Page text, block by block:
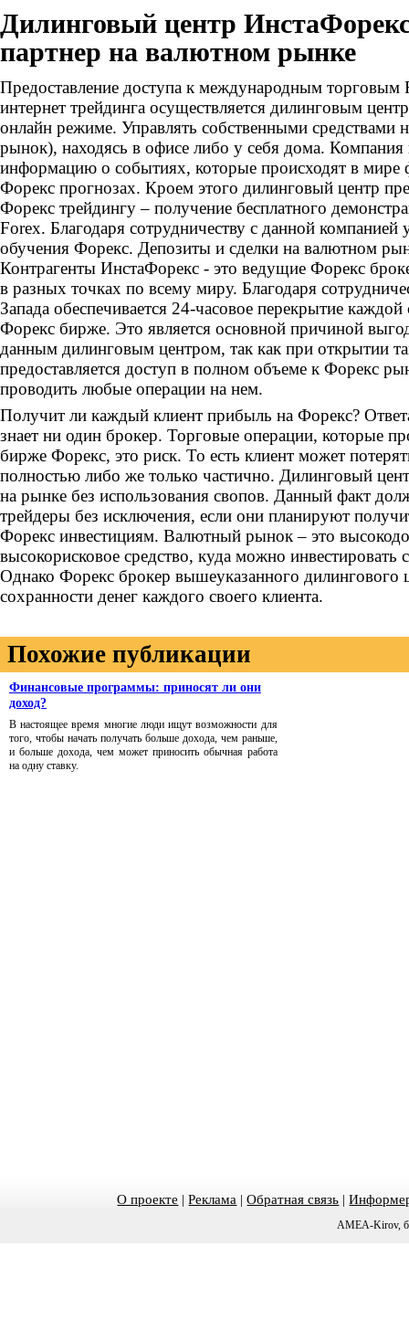
Дилинговый центр
партнер на валютном рынке
Предоставление доступа к международным торговым
интернет трейдинга осуществляется дилинговым
онлайн режиме. Управлять собственными средствами
рынок), находясь в офисе либо у себя дома. Компания
информацию о событиях, которые происходят в мире
Форекс прогнозах. Кроем этого дилинговый центр
Форекс трейдингу – получение бесплатного
Forex. Благодаря сотрудничеству с данной компанией
обучения Форекс. Депозиты и сделки на валютном
Контрагенты ИнстаФорекс - это ведущие Форекс
в разных точках по всему миру. Благодаря
Запада обеспечивается 24-часовое перекрытие каждой
Форекс бирже. Это является основной причиной
данным дилинговым центром, так как при открытии
предоставляется доступ в полном объеме к Форекс
проводить любые операции на нем.
Получит ли каждый клиент прибыль на Форекс?
знает ни один брокер. Торговые операции, которые
бирже Форекс, это риск. То есть клиент может
полностью либо же только частично. Дилинговый
на рынке без использования свопов. Данный факт
трейдеры без исключения, если они планируют
Форекс инвестициям. Валютный рынок – это
высокорисковое средство, куда можно инвестировать
Однако Форекс брокер вышеуказанного дилингового
сохранности денег каждого своего клиента.
Похожие публикации
Финансовые программы: приносят ли они
доход?
В настоящее время многие люди ищут возможности для
того, чтобы начать получать больше дохода, чем раньше,
и больше дохода, чем может приносить обычная работа
на одну ставку.
О проекте |Реклама |Обратная связь |
AMEA-Kirov,